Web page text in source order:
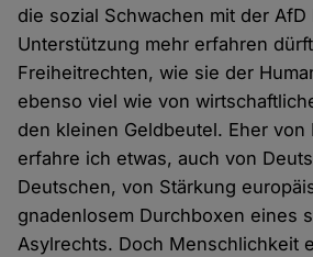
die sozial Schwachen mit der
Unterstützung mehr erfahren
Freiheitrechten, wie sie der
ebenso viel wie von
den kleinen Geldbeutel. Eher von
erfahre ich etwas, auch von
Deutschen, von Stärkung
gnadenlosem Durchboxen eines
Asylrechts. Doch Menschlichkeit